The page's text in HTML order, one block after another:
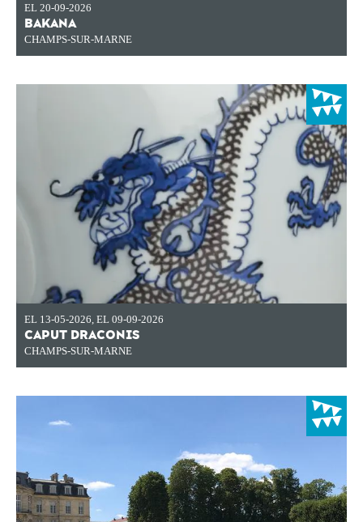
EL 20-09-2026
BAKANA
CHAMPS-SUR-MARNE
EL 13-05-2026 EL 09-09-2026
CAPUT DRACONIS
CHAMPS-SUR-MARNE